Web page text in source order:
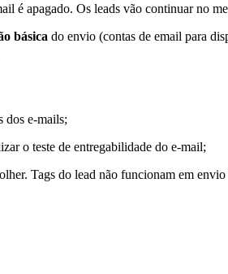
é apagado. Os leads vão continuar no
básica do envio (contas de email para
dos e-mails;
o teste de entregabilidade do e-mail;
Tags do lead não funcionam em envio